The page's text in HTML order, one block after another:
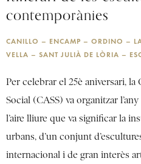
contemporànies
CANILLO – ENCAMP – ORDINO –
VELLA – SANT JULIÀ DE LÒRIA –
Per celebrar el 25è aniversari, la
Social (CASS) va organitzar
l’aire lliure que va significar la
urbans, d’un conjunt
internacional i de gran interès